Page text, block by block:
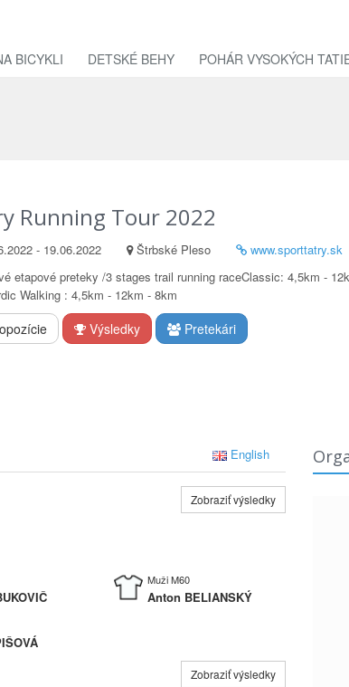
BICYKLI DETSKÉ BEHY POHÁR VYSOKÝCH
Running Tour 2022
- 19.06.2022 Štrbské Pleso
www.sporttatry.sk
etapové preteky /3 stages trail running raceClassic: 4,5km -
Walking : 4,5km - 12km - 8km
Výsledky Pretekári
English
Zobraziť výsledky
Muži M60
Anton BELIANSKÝ
Zobraziť výsledky